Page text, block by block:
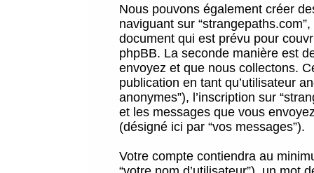
Nous pouvons également créer
naviguant sur
document qui est prévu pour
phpBB. La seconde manière est
envoyez et que nous collectons.
publication en tant qu’utilisateur
anonymes”), l’inscription sur
et les messages que vous
(désigné ici par “vos messages”).
Votre compte contiendra au